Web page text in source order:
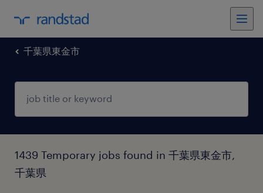
千葉県東金市
1439 Temporary jobs found in 千葉県東金市,
千葉県